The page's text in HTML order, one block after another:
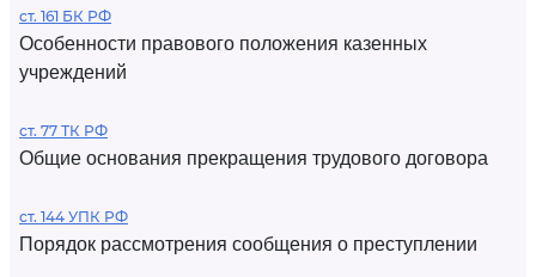
ст. 161 БК РФ
Особенности правового положения казенных
учреждений
ст. 77 ТК РФ
Общие основания прекращения трудового договора
ст. 144 УПК РФ
Порядок рассмотрения сообщения о преступлении